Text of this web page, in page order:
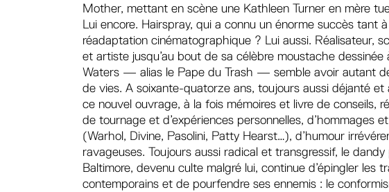
Mother, mettant en scène une Kathleen Turner en mère
Lui encore. Hairspray, qui a connu un énorme succès tant
réadaptation cinématographique ? Lui aussi. Réalisateur,
et artiste jusqu’au bout de sa célèbre moustache dessinée
Waters — alias le Pape du Trash — semble avoir autant
de vies. A soixante-quatorze ans, toujours aussi déjanté
ce nouvel ouvrage, à la fois mémoires et livre de conseils,
de tournage et d’expériences personnelles, d’hommages
(Warhol, Divine, Pasolini, Patty Hearst…), d’humour
ravageuses. Toujours aussi radical et transgressif, le
Baltimore, devenu culte malgré lui, continue d’épingler les
contemporains et de pourfendre ses ennemis : le